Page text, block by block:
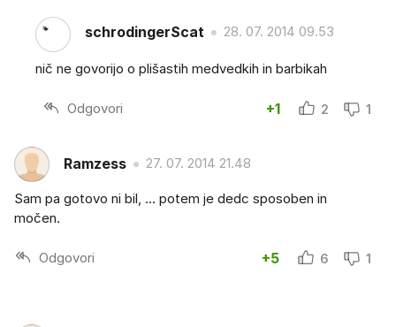
schrodingerScat 28. 07. 2014 09.53
nič ne govorijo o plišastih medvedkih in barbikah
Odgovori +1 2 1
Ramzess 27. 07. 2014 21.48
Sam pa gotovo ni bil, ... potem je dedc sposoben in
močen.
Odgovori +5 6 1